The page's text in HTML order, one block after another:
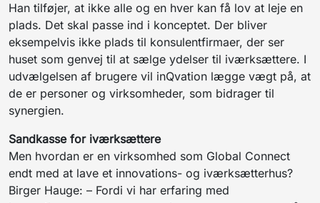
Han tilføjer, at ikke alle og en hver kan få lov at leje en
plads. Det skal passe ind i konceptet. Der bliver
eksempelvis ikke plads til konsulentfirmaer, der ser
huset som genvej til at sælge ydelser til iværksættere. I
udvælgelsen af brugere vil inQvation lægge vægt på, at
de er personer og virksomheder, som bidrager til
synergien.
Sandkasse for iværksættere
Men hvordan er en virksomhed som Global Connect
endt med at lave et innovations- og iværksætterhus?
Birger Hauge: – Fordi vi har erfaring med